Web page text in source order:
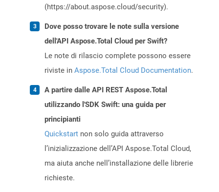
(https://about.aspose.cloud/security).
Dove posso trovare le note sulla versione
dell'API Aspose.Total Cloud per Swift?
Le note di rilascio complete possono essere
riviste in Aspose.Total Cloud Documentation.
A partire dalle API REST Aspose.Total
utilizzando l'SDK Swift: una guida per
principianti
Quickstart non solo guida attraverso
l’inizializzazione dell’API Aspose.Total Cloud,
ma aiuta anche nell’installazione delle librerie
richieste.